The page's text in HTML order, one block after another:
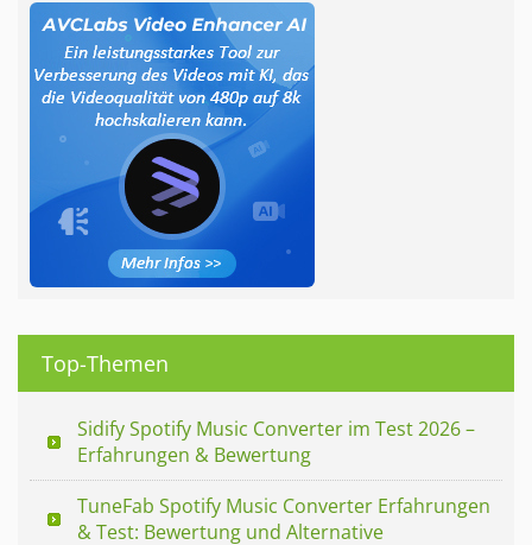
Top-Themen
Sidify Spotify Music Converter im Test 2026 –
Erfahrungen & Bewertung
TuneFab Spotify Music Converter Erfahrungen
& Test: Bewertung und Alternative